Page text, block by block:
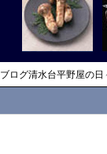
ブログ清水台平野屋の日